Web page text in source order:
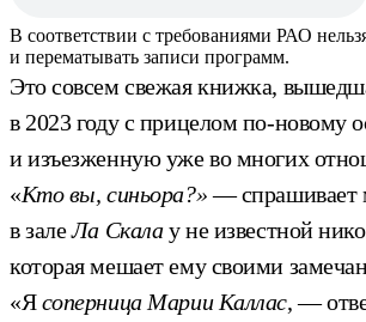
В соответствии с требованиями РАО
и перематывать записи программ.
Это совсем свежая книжка,
в 2023 году с прицелом по-новому
и изъезженную уже во многих
«Кто вы, синьора?»— спрашивает
в залеЛа Скалау не известной
которая мешает ему своими
«Ясоперница Марии Каллас, —